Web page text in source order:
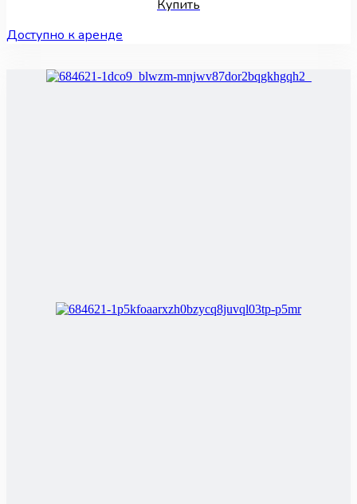
Купить
Доступно к аренде